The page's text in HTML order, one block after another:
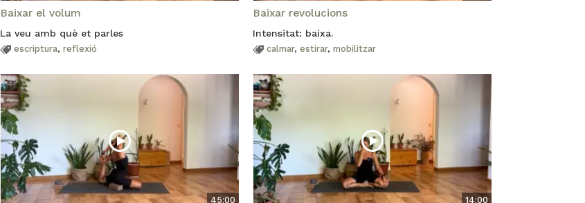
Baixar el volum
La veu amb què et parles
escriptura,reflexió
Baixar revolucions
Intensitat: baixa.
calmar,estirar,mobilitzar
45:00 14:00